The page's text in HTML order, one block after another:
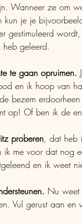
Wanneer ze om
je je
gestimuleerd
heb geleerd.
te gaan opruimen.
en ik hoop van
bezem
op! Of ben ik de
proberen, dat heb
me voor dat nog
en ik weet
Nu weet
Vul gerust aan en